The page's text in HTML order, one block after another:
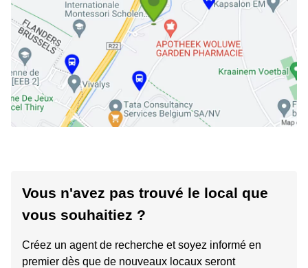
Vous n'avez pas trouvé le local que
vous souhaitiez ?
Créez un agent de recherche et soyez informé en
premier dès que de nouveaux locaux seront